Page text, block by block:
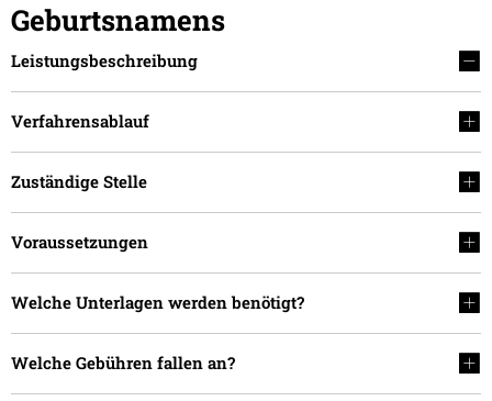
Geburtsnamens
Leistungsbeschreibung
Verfahrensablauf
Zuständige Stelle
Voraussetzungen
Welche Unterlagen werden benötigt?
Welche Gebühren fallen an?